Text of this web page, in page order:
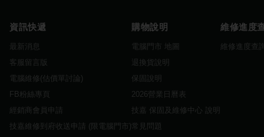
資訊快遞
最新消息
客服留言版
電腦維修(估價單討論)
FB粉絲專頁
經銷商會員申請
技嘉維修到府收送申請 (限電腦門市)
購物說明
電腦門市 地圖
退換貨說明
保固說明
2026營業日曆表
技嘉 保固及維修中心 說明
常見問題
維修進度
維修進度查